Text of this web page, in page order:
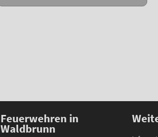
Feuerwehren in
Waldbrunn